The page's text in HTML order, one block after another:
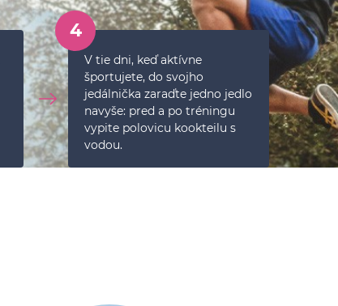
4
V tie dni, keď aktívne
športujete, do svojho
jedálnička zaraďte jedno jedlo
navyše: pred a po tréningu
vypite polovicu kookteilu s
vodou.